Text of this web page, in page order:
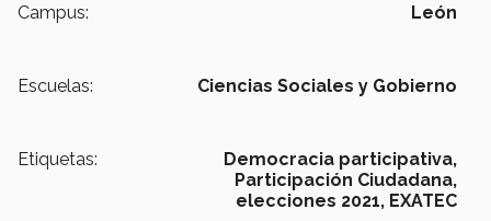
Campus: León
Escuelas: Ciencias Sociales y Gobierno
Etiquetas:
Democracia participativa,
Participación Ciudadana,
elecciones 2021, EXATEC